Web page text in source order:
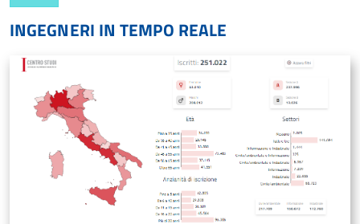
INGEGNERI IN TEMPO REALE